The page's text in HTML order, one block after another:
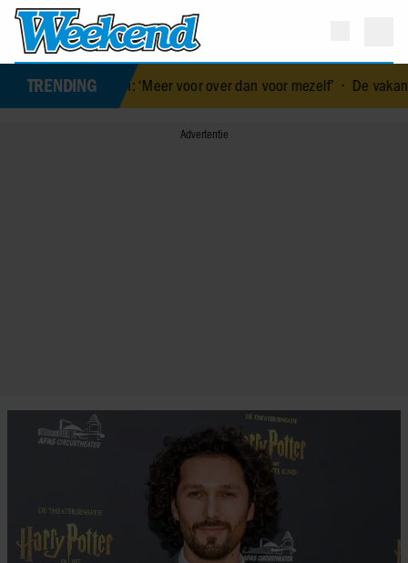
TRENDING
‘Meer voor over dan voor mezelf’• De